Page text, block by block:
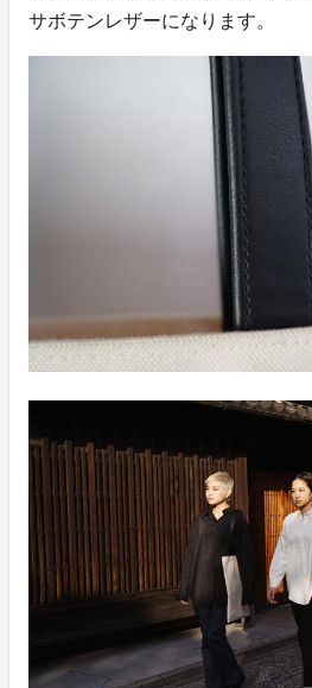
サボテンレザーになります。